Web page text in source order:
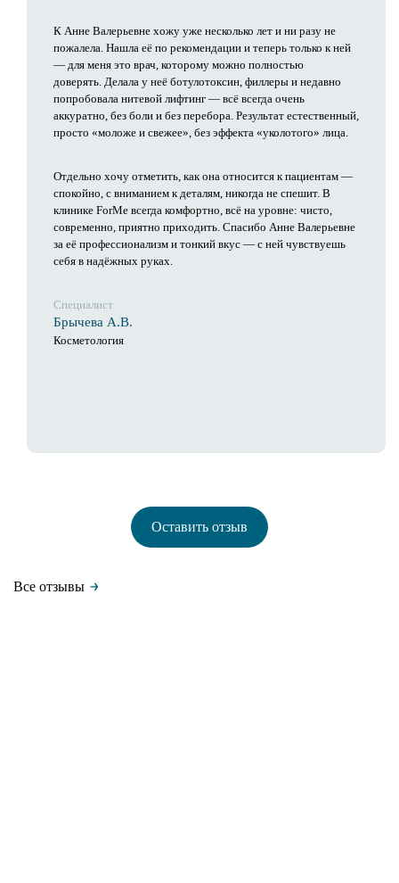
К Анне Валерьевне хожу уже несколько лет и ни разу не
пожалела. Нашла её по рекомендации и теперь только к ней
— для меня это врач, которому можно полностью
доверять. Делала у неё ботулотоксин, филлеры и недавно
попробовала нитевой лифтинг — всё всегда очень
аккуратно, без боли и без перебора. Результат естественный,
просто «моложе и свежее», без эффекта «уколотого» лица.
Отдельно хочу отметить, как она относится к пациентам —
спокойно, с вниманием к деталям, никогда не спешит. В
клинике ForMe всегда комфортно, всё на уровне: чисто,
современно, приятно приходить. Спасибо Анне Валерьевне
за её профессионализм и тонкий вкус — с ней чувствуешь
себя в надёжных руках.
Специалист
Брычева А.В.
Косметология
Оставить отзыв
Все отзывы